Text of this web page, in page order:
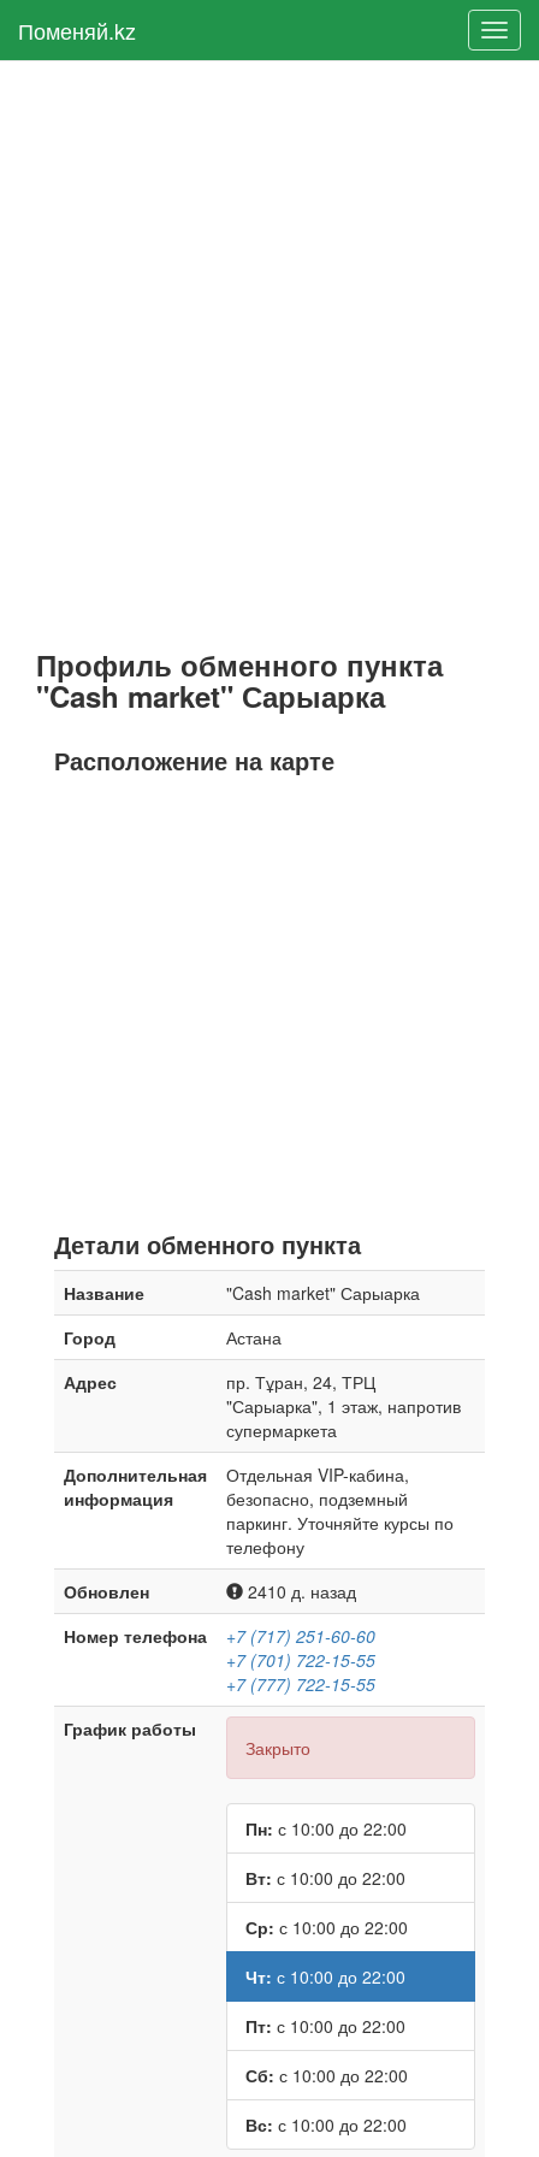
Поменяй.kz
Профиль обменного пункта
"Cash market" Сарыарка
Расположение на карте
Детали обменного пункта
Название
"Cash market" Сарыарка
Город
Астана
Адрес
пр. Тұран, 24, ТРЦ
"Сарыарка", 1 этаж, напротив
супермаркета
Дополнительная
информация
Отдельная VIP-кабина,
безопасно, подземный
паркинг. Уточняйте курсы по
телефону
Обновлен
2410 д. назад
Номер телефона
+7 (717) 251-60-60
+7 (701) 722-15-55
+7 (777) 722-15-55
График работы
Закрыто
Пн: с 10:00 до 22:00
Вт: с 10:00 до 22:00
Ср: с 10:00 до 22:00
Чт: с 10:00 до 22:00
Пт: с 10:00 до 22:00
Сб: с 10:00 до 22:00
Вс: с 10:00 до 22:00